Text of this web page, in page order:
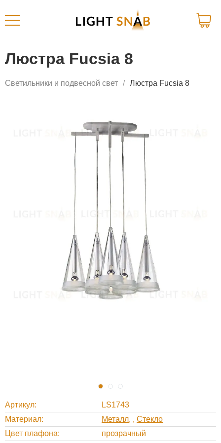
Люстра Fucsia 8
Светильники и подвесной свет Люстра Fucsia 8
Артикул
LS1743
Материал
Металл , Стекло
Цвет плафона
прозрачный